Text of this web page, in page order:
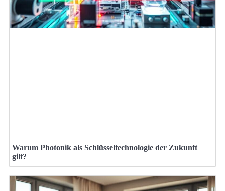
Warum Photonik als Schlüsseltechnologie der Zukunft
gilt?